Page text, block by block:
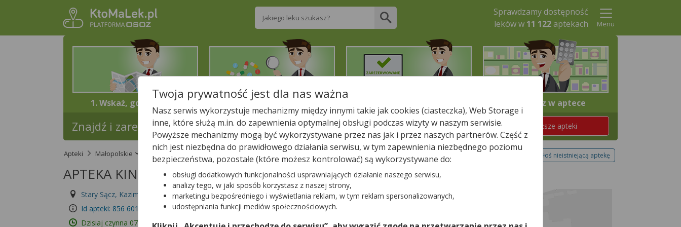
Wpisz nazwę leku
Sprawdzamy dostępność
leków w 11 122aptekach Menu
1. Wskaż, gdzie jesteś 2. Znajdź potrzebny lek 4. Odbierz w aptece
Znajdź i zarezerwuj lek w najbliższej aptece! Znajdź teraz najbliższe apteki
Apteki Małopolskie Stary Sącz APTEKA KINGA Zgłoś nieistniejącą aptekę
APTEKA KINGA
Stary Sącz, Kazimierza Wielkiego 1
Id apteki: 856 601
Dzisiaj czynna 07:00 – 20:00
−
Twoja prywatność jest dla nas ważna
Nasz serwis wykorzystuje mechanizmy między innymi takie jak cookies (ciasteczka), Web Storage i
inne, które służą m.in. do zapewnienia optymalnej obsługi podczas wizyty w naszym serwisie.
Powyższe mechanizmy mogą być wykorzystywane przez nas jak i przez naszych partnerów. Część z
nich jest niezbędna do prawidłowego działania serwisu, w tym zapewnienia niezbędnego poziomu
bezpieczeństwa, pozostałe (które możesz kontrolować) są wykorzystywane do:
obsługi dodatkowych funkcjonalności usprawniających działanie naszego serwisu,
analizy tego, w jaki sposób korzystasz z naszej strony,
marketingu bezpośredniego i wyświetlania reklam, w tym reklam spersonalizowanych,
udostępniania funkcji mediów społecznościowych.